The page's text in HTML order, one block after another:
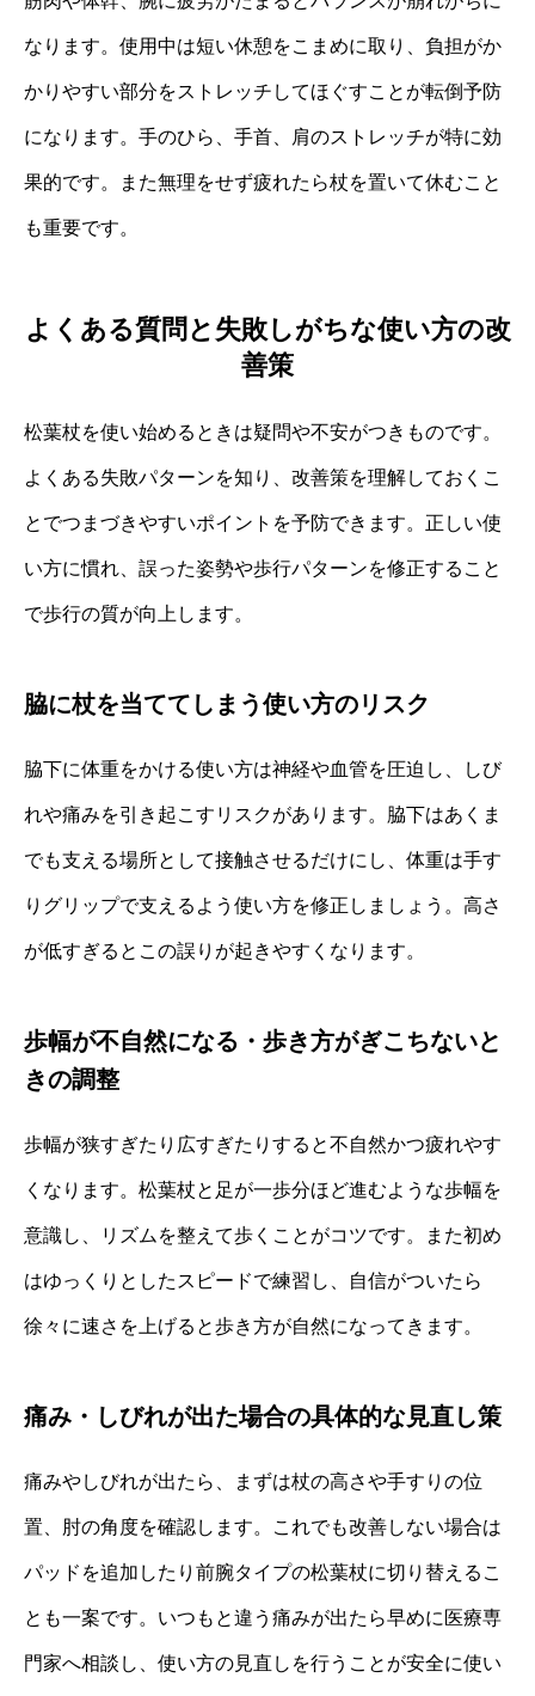
なります。使用中は短い休憩をこまめに取り、負担がか
かりやすい部分をストレッチしてほぐすことが転倒予防
になります。手のひら、手首、肩のストレッチが特に効
果的です。また無理をせず疲れたら杖を置いて休むこと
も重要です。
よくある質問と失敗しがちな使い方の改
善策
松葉杖を使い始めるときは疑問や不安がつきものです。
よくある失敗パターンを知り、改善策を理解しておくこ
とでつまづきやすいポイントを予防できます。正しい使
い方に慣れ、誤った姿勢や歩行パターンを修正すること
で歩行の質が向上します。
脇に杖を当ててしまう使い方のリスク
脇下に体重をかける使い方は神経や血管を圧迫し、しび
れや痛みを引き起こすリスクがあります。脇下はあくま
でも支える場所として接触させるだけにし、体重は手す
りグリップで支えるよう使い方を修正しましょう。高さ
が低すぎるとこの誤りが起きやすくなります。
歩幅が不自然になる・歩き方がぎこちないと
きの調整
歩幅が狭すぎたり広すぎたりすると不自然かつ疲れやす
くなります。松葉杖と足が一歩分ほど進むような歩幅を
意識し、リズムを整えて歩くことがコツです。また初め
はゆっくりとしたスピードで練習し、自信がついたら
徐々に速さを上げると歩き方が自然になってきます。
痛み・しびれが出た場合の具体的な見直し策
痛みやしびれが出たら、まずは杖の高さや手すりの位
置、肘の角度を確認します。これでも改善しない場合は
パッドを追加したり前腕タイプの松葉杖に切り替えるこ
とも一案です。いつもと違う痛みが出たら早めに医療専
門家へ相談し、使い方の見直しを行うことが安全に使い